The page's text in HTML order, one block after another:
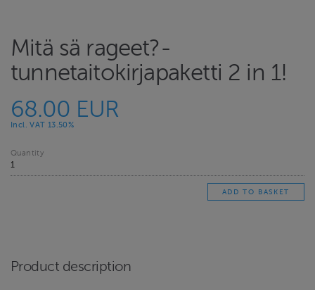
Mitä sä rageet?-
tunnetaitokirjapaketti 2 in 1!
68.00 EUR
Incl. VAT 13.50%
Quantity
Product description